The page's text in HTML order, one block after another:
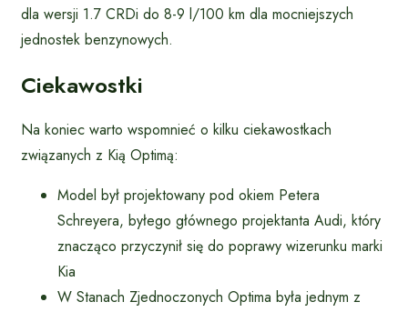
dla wersji 1.7 CRDi do 8-9 l/100 km dla mocniejszych
jednostek benzynowych.
Ciekawostki
Na koniec warto wspomnieć o kilku ciekawostkach
związanych z Kią Optimą:
Model był projektowany pod okiem Petera
Schreyera, byłego głównego projektanta Audi, który
znacząco przyczynił się do poprawy wizerunku marki
Kia
W Stanach Zjednoczonych Optima była jednym z